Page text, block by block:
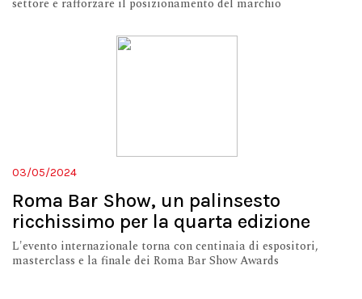
settore e rafforzare il posizionamento del marchio
03/05/2024
Roma Bar Show, un palinsesto
ricchissimo per la quarta edizione
L'evento internazionale torna con centinaia di espositori,
masterclass e la finale dei Roma Bar Show Awards